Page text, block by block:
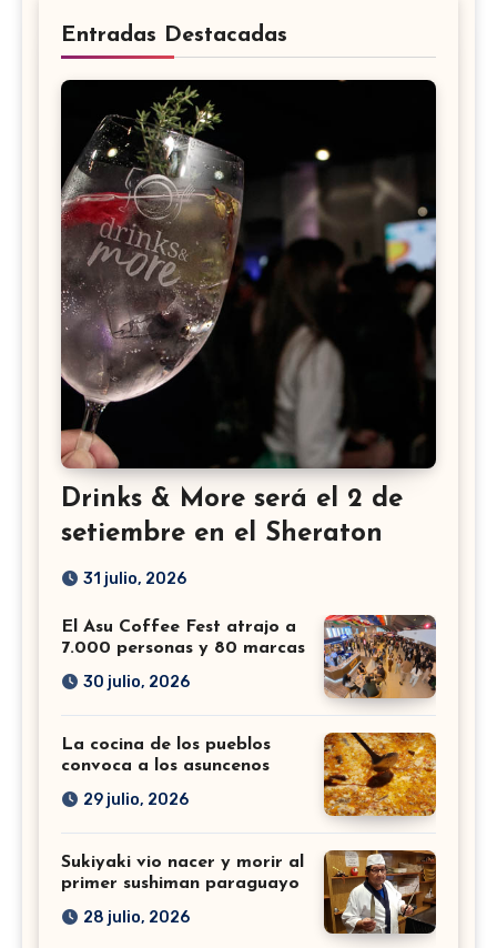
Entradas Destacadas
Drinks & More será el 2 de
setiembre en el Sheraton
31 julio, 2026
El Asu Coffee Fest atrajo a
7.000 personas y 80 marcas
30 julio, 2026
La cocina de los pueblos
convoca a los asuncenos
29 julio, 2026
Sukiyaki vio nacer y morir al
primer sushiman paraguayo
28 julio, 2026